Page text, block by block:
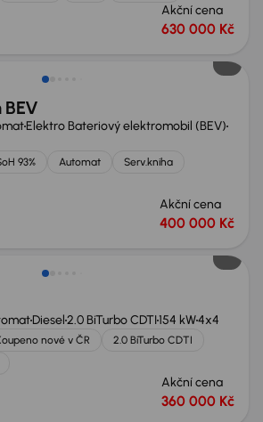
Akční cena
630 000 Kč
Kč
BEV
Elektro Bateriový elektromobil (BEV)
93% Automat
Serv.kniha
Akční cena
400 000 Kč
Kč
Diesel2.0 BiTurbo CDTI154 kW4x4
nové v ČR
2.0 BiTurbo CDTI
Akční cena
360 000 Kč
Kč